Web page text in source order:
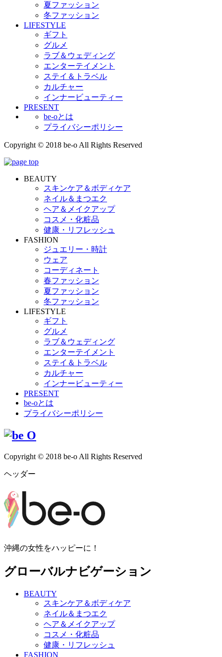
夏ファッション
冬ファッション
LIFESTYLE
ギフト
グルメ
ラブ＆ウェディング
エンターテイメント
ステイ＆トラベル
カルチャー
インナービューティー
PRESENT
be-oとは
プライバシーポリシー
Copyright © 2018 be-o All Rights Reserved
BEAUTY
スキンケア＆ボディケア
ネイル＆まつエク
ヘア＆メイクアップ
コスメ・化粧品
健康・リフレッシュ
FASHION
ジュエリー・時計
ウェア
コーディネート
春ファッション
夏ファッション
冬ファッション
LIFESTYLE
ギフト
グルメ
ラブ＆ウェディング
エンターテイメント
ステイ＆トラベル
カルチャー
インナービューティー
PRESENT
be-oとは
プライバシーポリシー
Copyright © 2018 be-o All Rights Reserved
ヘッダー
沖縄の女性をハッピーに！
グローバルナビゲーション
BEAUTY
スキンケア＆ボディケア
ネイル＆まつエク
ヘア＆メイクアップ
コスメ・化粧品
健康・リフレッシュ
FASHION